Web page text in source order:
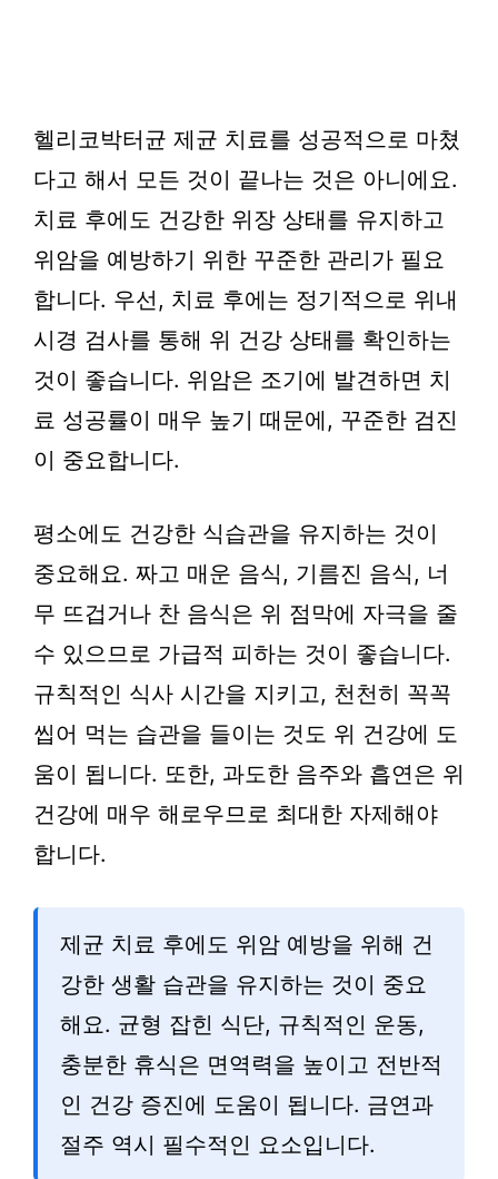
헬리코박터균 제균 치료를 성공적으로 마쳤
다고 해서 모든 것이 끝나는 것은 아니에요.
치료 후에도 건강한 위장 상태를 유지하고
위암을 예방하기 위한 꾸준한 관리가 필요
합니다. 우선, 치료 후에는 정기적으로 위내
시경 검사를 통해 위 건강 상태를 확인하는
것이 좋습니다. 위암은 조기에 발견하면 치
료 성공률이 매우 높기 때문에, 꾸준한 검진
이 중요합니다.
평소에도 건강한 식습관을 유지하는 것이
중요해요. 짜고 매운 음식, 기름진 음식, 너
무 뜨겁거나 찬 음식은 위 점막에 자극을 줄
수 있으므로 가급적 피하는 것이 좋습니다.
규칙적인 식사 시간을 지키고, 천천히 꼭꼭
씹어 먹는 습관을 들이는 것도 위 건강에 도
움이 됩니다. 또한, 과도한 음주와 흡연은 위
건강에 매우 해로우므로 최대한 자제해야
합니다.
제균 치료 후에도 위암 예방을 위해 건
강한 생활 습관을 유지하는 것이 중요
해요. 균형 잡힌 식단, 규칙적인 운동,
충분한 휴식은 면역력을 높이고 전반적
인 건강 증진에 도움이 됩니다. 금연과
절주 역시 필수적인 요소입니다.